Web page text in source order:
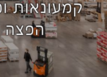
קמעונאות
הפצה